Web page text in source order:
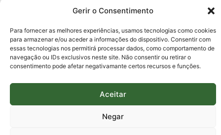
Gerir o Consentimento
Para fornecer as melhores experiências, usamos tecnologias como cookies
para armazenar e/ou aceder a informações do dispositivo. Consentir com
essas tecnologias nos permitirá processar dados, como comportamento de
navegação ou IDs exclusivos neste site. Não consentir ou retirar o
consentimento pode afetar negativamante certos recursos e funções.
Aceitar
Negar
prestacaodecontas@fapesc.sc.gov.br
plataforma@fapesc.sc.gov.br
Encarregado de dados
Jair Artur da Silva dpo@fapesc.sc.gov.br 3665-4831
ENDEREÇO
ParqTec Alfa – Rodovia José Carlos Daux, 600 (SC-401),
Bairro
João Paulo, Florianópolis, SC
88030 - 902